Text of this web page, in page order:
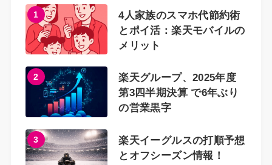
1
4人家族のスマホ代節約術
とポイ活：楽天モバイルの
メリット
2
楽天グループ、2025年度
第3四半期決算 で6年ぶり
の営業黒字
3
楽天イーグルスの打順予想
とオフシーズン情報！